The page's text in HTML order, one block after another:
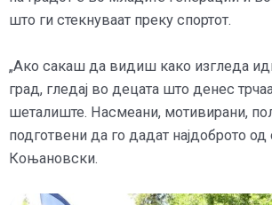
што ги стекнуваат преку спортот.
„Ако сакаш да видиш како изгледа
град, гледај во децата што денес
шеталиште. Насмеани, мотивирани,
подготвени да го дадат најдоброто од
Коњановски.